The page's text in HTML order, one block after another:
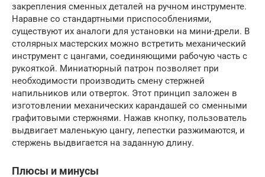
закрепления сменных деталей на ручном инструменте.
Наравне со стандартными приспособлениями,
существуют их аналоги для установки на мини-дрели. В
столярных мастерских можно встретить механический
инструмент с цангами, соединяющими рабочую часть с
рукояткой. Миниатюрный патрон позволяет при
необходимости производить смену стержней
напильников или отверток. Этот принцип заложен в
изготовлении механических карандашей со сменными
графитовыми стержнями. Нажав кнопку, пользователь
выдвигает маленькую цангу, лепестки разжимаются, и
стержень выдвигается на заданную длину.
Плюсы и минусы